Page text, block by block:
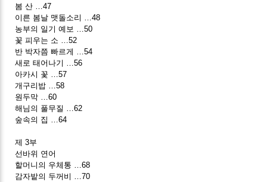
봄 산 …47
이른 봄날 맷돌소리 …48
농부의 일기 예보 …50
꽃 피우는 소 …52
반 박자쯤 빠르게 …54
새로 태어나기 …56
아카시 꽃 …57
개구리밥 …58
원두막 …60
해님의 풀무질 …62
숲속의 집 …64
제 3부
선바위 연어
할머니의 우체통 …68
감자밭의 두꺼비 …70